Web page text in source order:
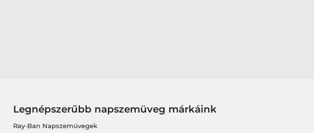
Legnépszerűbb napszemüveg márkáink
Ray-Ban Napszemüvegek